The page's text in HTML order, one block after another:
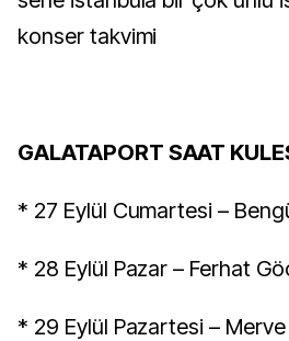
konser takvimi
GALATAPORT SAAT
* 27 Eylül Cumartesi –
* 28 Eylül Pazar – Ferhat
* 29 Eylül Pazartesi –